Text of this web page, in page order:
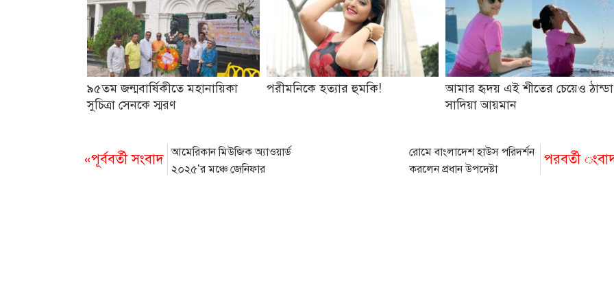
৯৫তম জন্মবার্ষিকীতে মহানায়িকা
সুচিত্রা সেনকে স্মরণ
পরীমনিকে হত্যার হুমকি!
আমার হৃদয় এই শীতের চেয়েও
সাদিয়া আয়মান
«পূর্ববর্তী সংবাদ আমেরিকান মিউজিক অ্যাওয়ার্ড
২০২৫’র মঞ্চে জেনিফার
পরবর্তী
রোমে বাংলাদেশ হাউস পরিদর্শন
করলেন প্রধান উপদেষ্টা